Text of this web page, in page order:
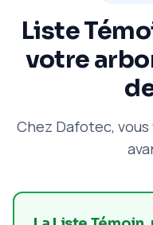
Liste
votre
Chez Dafotec,